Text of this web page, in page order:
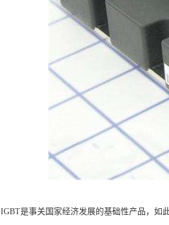
IGBT是事关国家经济发展的基础性产品，如